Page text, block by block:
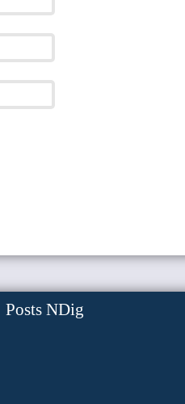
Posts NDig